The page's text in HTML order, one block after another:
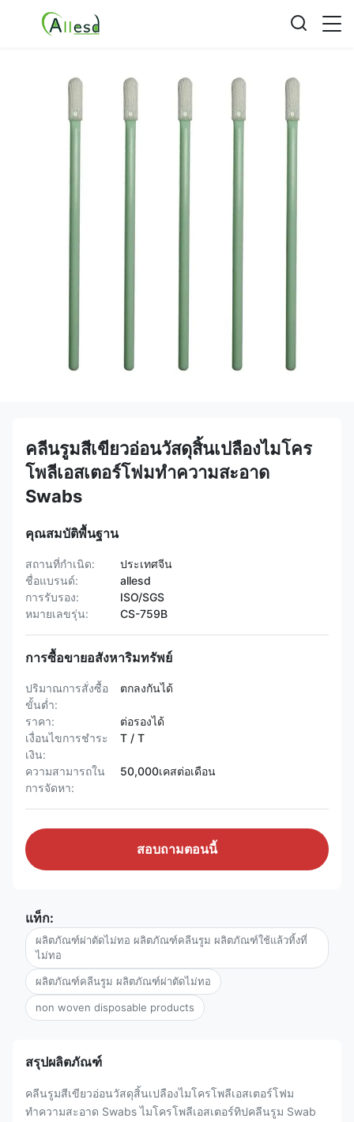
คลีนรูมสีเขียวอ่อนวัสดุสิ้นเปลืองไมโคร
โพลีเอสเตอร์โฟมทำความสะอาด
Swabs
คุณสมบัติพื้นฐาน
สถานที่กำเนิด:
ประเทศจีน
ชื่อแบรนด์:
allesd
การรับรอง:
ISO/SGS
หมายเลขรุ่น:
CS-759B
การซื้อขายอสังหาริมทรัพย์
ปริมาณการสั่งซื้อ
ขั้นต่ำ:
ตกลงกันได้
ราคา:
ต่อรองได้
เงื่อนไขการชำระ
เงิน:
T / T
ความสามารถใน
การจัดหา:
50,000เคสต่อเดือน
สอบถามตอนนี้
แท็ก:
ผลิตภัณฑ์ผ่าตัดไม่ทอ ผลิตภัณฑ์คลีนรูม ผลิตภัณฑ์ใช้แล้วทิ้งที่
ไม่ทอ
ผลิตภัณฑ์คลีนรูม ผลิตภัณฑ์ผ่าตัดไม่ทอ
non woven disposable products
สรุปผลิตภัณฑ์
คลีนรูมสีเขียวอ่อนวัสดุสิ้นเปลืองไมโครโพลีเอสเตอร์โฟม
ทำความสะอาด Swabs ไมโครโพลีเอสเตอร์ทิปคลีนรูม Swab